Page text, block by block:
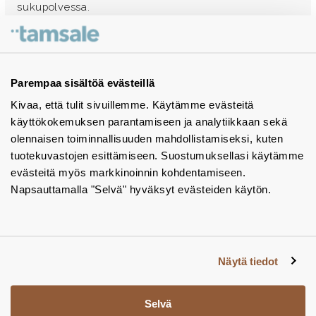
Parempaa sisältöä evästeillä
Kivaa, että tulit sivuillemme. Käytämme evästeitä
käyttökokemuksen parantamiseen ja analytiikkaan sekä
olennaisen toiminnallisuuden mahdollistamiseksi, kuten
tuotekuvastojen esittämiseen. Suostumuksellasi käytämme
evästeitä myös markkinoinnin kohdentamiseen.
Napsauttamalla "Selvä" hyväksyt evästeiden käytön.
Näytä tiedot
Selvä
sukupolvessa.
Ota yhteyttä - autamme mielellämme
Tuotekuvastot
Instagram
BIM-objektit
Yhteystiedot
Tiedotteet